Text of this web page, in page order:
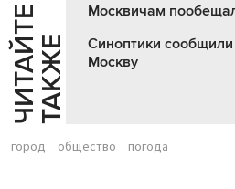
Ч
И
Т
АЙ
Т
Е
Т
А
К
ЖЕ
Москвичам
Синоптики
Москву
город общество погода